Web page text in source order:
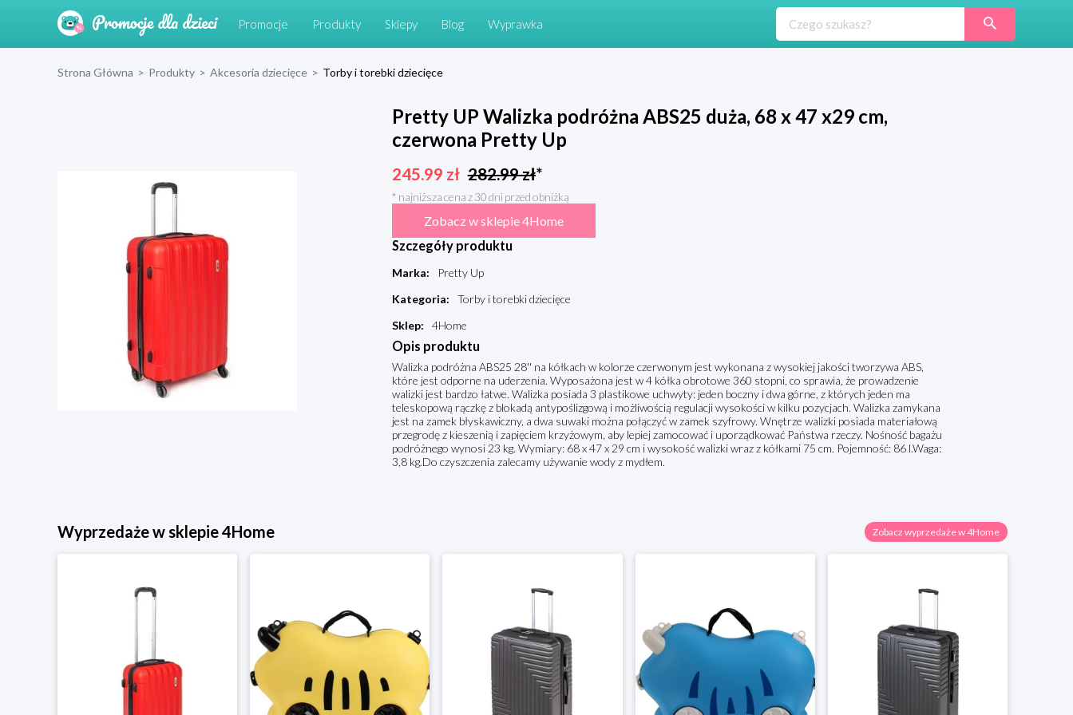
Promocje Produkty Sklepy Blog Wyprawka
Strona Główna > Produkty > Akcesoria dziecięce > Torby i torebki dziecięce
Pretty UP Walizka podróżna ABS25 duża, 68 x 47 x29 cm,
czerwona Pretty Up
245.99 zł 282.99zł*
* najniższa cena z 30 dni przed obniżką
Zobacz w sklepie 4Home
Szczegóły produktu
Marka:
Pretty Up
Kategoria:
Torby i torebki dziecięce
Sklep: 4Home
Opis produktu
Walizka podróżna ABS25 28'' na kółkach w kolorze czerwonym jest wykonana z wysokiej jakości tworzywa ABS,
które jest odporne na uderzenia. Wyposażona jest w 4 kółka obrotowe 360 stopni, co sprawia, że prowadzenie
walizki jest bardzo łatwe. Walizka posiada 3 plastikowe uchwyty: jeden boczny i dwa górne, z których jeden ma
teleskopową rączkę z blokadą antypoślizgową i możliwością regulacji wysokości w kilku pozycjach. Walizka zamykana
jest na zamek błyskawiczny, a dwa suwaki można połączyć w zamek szyfrowy. Wnętrze walizki posiada materiałową
przegrodę z kieszenią i zapięciem krzyżowym, aby lepiej zamocować i uporządkować Państwa rzeczy. Nośność bagażu
podróżnego wynosi 23 kg. Wymiary: 68 x 47 x 29 cm i wysokość walizki wraz z kółkami 75 cm. Pojemność: 86 l.Waga:
3,8 kg.Do czyszczenia zalecamy używanie wody z mydłem.
Wyprzedaże w sklepie 4Home Zobacz wyprzedaże w 4Home